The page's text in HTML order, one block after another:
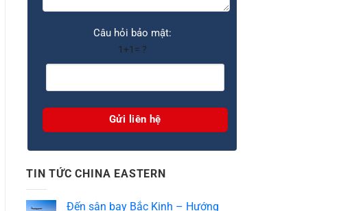
Câu hỏi bảo mật:
1+1= ?
TIN TỨC CHINA EASTERN
Đến sân bay Bắc Kinh – Hướng